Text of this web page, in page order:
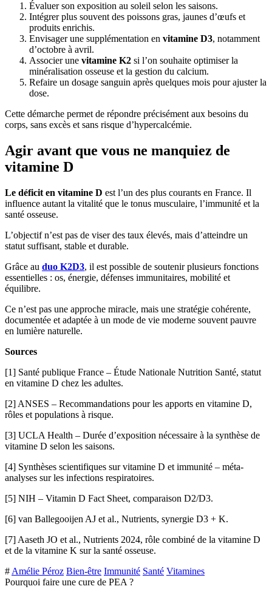
Évaluer son exposition au soleil selon les saisons.
Intégrer plus souvent des poissons gras, jaunes d’œufs et
produits enrichis.
Envisager une supplémentation en vitamine D3, notamment
d’octobre à avril.
Associer une vitamine K2 si l’on souhaite optimiser la
minéralisation osseuse et la gestion du calcium.
Refaire un dosage sanguin après quelques mois pour ajuster la
dose.
Cette démarche permet de répondre précisément aux besoins du
corps, sans excès et sans risque d’hypercalcémie.
Agir avant que vous ne manquiez de
vitamine D
Le déficit en vitamine D est l’un des plus courants en France. Il
influence autant la vitalité que le tonus musculaire, l’immunité et la
santé osseuse.
L’objectif n’est pas de viser des taux élevés, mais d’atteindre un
statut suffisant, stable et durable.
Grâce au duo K2D3, il est possible de soutenir plusieurs fonctions
essentielles : os, énergie, défenses immunitaires, mobilité et
équilibre.
Ce n’est pas une approche miracle, mais une stratégie cohérente,
documentée et adaptée à un mode de vie moderne souvent pauvre
en lumière naturelle.
Sources
[1] Santé publique France – Étude Nationale Nutrition Santé, statut
en vitamine D chez les adultes.
[2] ANSES – Recommandations pour les apports en vitamine D,
rôles et populations à risque.
[3] UCLA Health – Durée d’exposition nécessaire à la synthèse de
vitamine D selon les saisons.
[4] Synthèses scientifiques sur vitamine D et immunité – méta-
analyses sur les infections respiratoires.
[5] NIH – Vitamin D Fact Sheet, comparaison D2/D3.
[6] van Ballegooijen AJ et al., Nutrients, synergie D3 + K.
[7] Aaseth JO et al., Nutrients 2024, rôle combiné de la vitamine D
et de la vitamine K sur la santé osseuse.
# Amélie Péroz Bien-être Immunité Santé Vitamines
Pourquoi faire une cure de PEA ?